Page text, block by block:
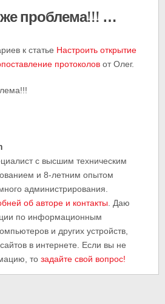
проблема!!! …
к статье Настроить открытие
протоколовот Олег.
с высшим техническим
и 8-летним опытом
администрирования.
об авторе и контакты . Даю
по информационным
и других устройств,
в интернете. Если вы не
тозадайте свой вопрос!